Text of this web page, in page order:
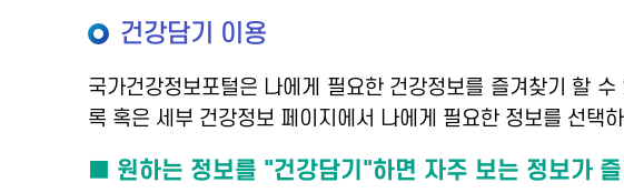
건강담기 이용
국가건강정보포털은 나에게 필요한 건강정보를 즐겨찾기 할
록 혹은 세부 건강정보 페이지에서 나에게 필요한 정보를 선택
■ 원하는 정보를 "건강담기"하면 자주 보는 정보가